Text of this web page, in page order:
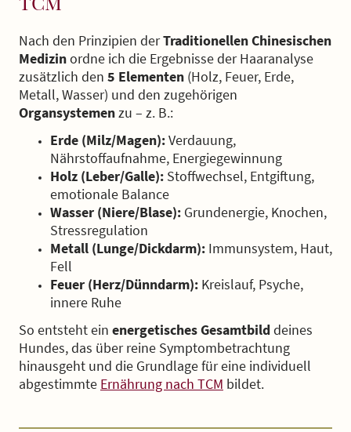
Nach den Prinzipien derTraditionellen Chinesischen
Medizinordne ich die Ergebnisse der Haaranalyse
zusätzlich den 5 Elementen (Holz, Feuer, Erde,
Metall, Wasser) und den zugehörigen
Organsystemenzu – z. B.:
Erde (Milz/Magen):Verdauung,
Nährstoffaufnahme, Energiegewinnung
Holz (Leber/Galle): Stoffwechsel, Entgiftung,
emotionale Balance
Wasser (Niere/Blase): Grundenergie, Knochen,
Stressregulation
Metall (Lunge/Dickdarm): Immunsystem, Haut,
Fell
Feuer (Herz/Dünndarm): Kreislauf, Psyche,
innere Ruhe
So entsteht ein energetisches Gesamtbilddeines
Hundes, das über reine Symptombetrachtung
hinausgeht und die Grundlage für eine individuell
abgestimmte Ernährung nach TCM bildet.